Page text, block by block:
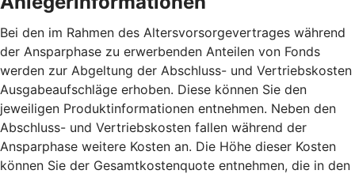
Bei den im Rahmen des Altersvorsorgevertrages während
der Ansparphase zu erwerbenden Anteilen von Fonds
werden zur Abgeltung der Abschluss- und Vertriebskosten
Ausgabeaufschläge erhoben. Diese können Sie den
jeweiligen Produktinformationen entnehmen. Neben den
Abschluss- und Vertriebskosten fallen während der
Ansparphase weitere Kosten an. Die Höhe dieser Kosten
können Sie der Gesamtkostenquote entnehmen, die in den